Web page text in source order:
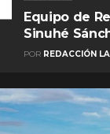
Equipo de
Sinuhé
POR REDACCIÓN